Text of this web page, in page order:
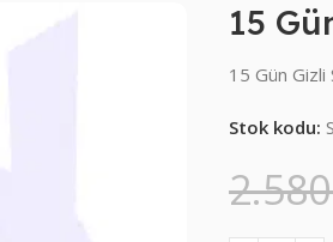
15
15 Gün Gizli
Stok kodu: